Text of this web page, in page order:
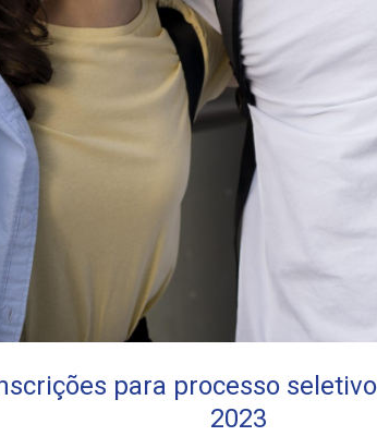
para processo
2023